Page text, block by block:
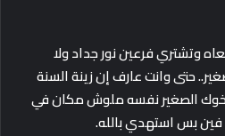
وتشتري فرعين نور جداد ولا
حتى وانت عارف إن زينة السنة
الصغير نفسه ملوش مكان في
فين بس استهدي بالله.